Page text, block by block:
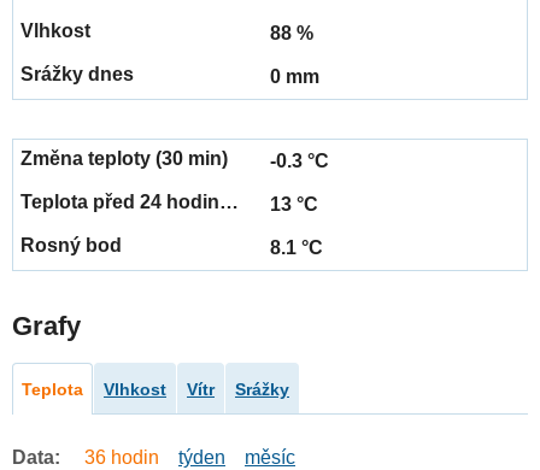
88 %
0 mm
-0.3 °C
13 °C
8.1 °C
Grafy
Teplota Vlhkost Vítr Srážky
Data: 36 hodin týden měsíc